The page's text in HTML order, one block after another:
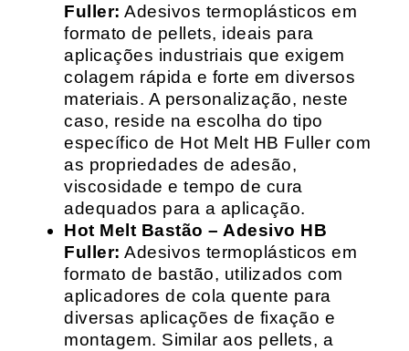
Fuller: Adesivos termoplásticos em
formato de pellets, ideais para
aplicações industriais que exigem
colagem rápida e forte em diversos
materiais. A personalização, neste
caso, reside na escolha do tipo
específico de Hot Melt HB Fuller com
as propriedades de adesão,
viscosidade e tempo de cura
adequados para a aplicação.
Hot Melt Bastão – Adesivo HB
Fuller: Adesivos termoplásticos em
formato de bastão, utilizados com
aplicadores de cola quente para
diversas aplicações de fixação e
montagem. Similar aos pellets, a